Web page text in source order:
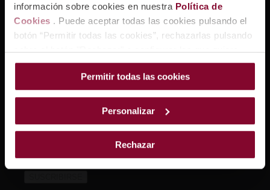
información sobre cookies en nuestra Política de
Cookies . Puede aceptar todas las cookies pulsando el
botón “Permitir todas las cookies”, rechazarlas pulsando
sobre el botón "Rechazar" o configurar las que quiere
instalar pulsando el botón de “Personalizar”.
Permitir todas las cookies
Personalizar
Rechazar
Suscríbase a nuestra newsletter y reciba un15%de
descuento que se aplicará automáticamente en su primer
Correo electrónico
Quiero recibir promociones, novedades y contenidos